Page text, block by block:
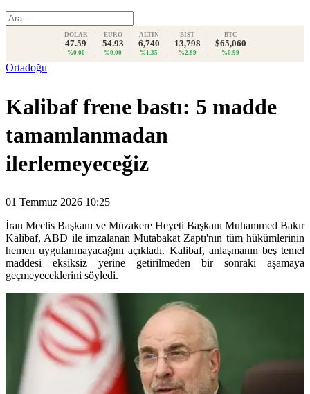
DOLAR
47.59
%0.00
EURO
54.93
%0.00
ALTIN
6,740
%1.35
BIST
13,798
%2.89
BTC
$65,060
%0.99
Ortadoğu
Kalibaf frene bastı: 5 madde
tamamlanmadan
ilerlemeyeceğiz
01 Temmuz 2026 10:25
İran Meclis Başkanı ve Müzakere Heyeti Başkanı Muhammed Bakır
Kalibaf, ABD ile imzalanan Mutabakat Zaptı'nın tüm hükümlerinin
hemen uygulanmayacağını açıkladı. Kalibaf, anlaşmanın beş temel
maddesi eksiksiz yerine getirilmeden bir sonraki aşamaya
geçmeyeceklerini söyledi.